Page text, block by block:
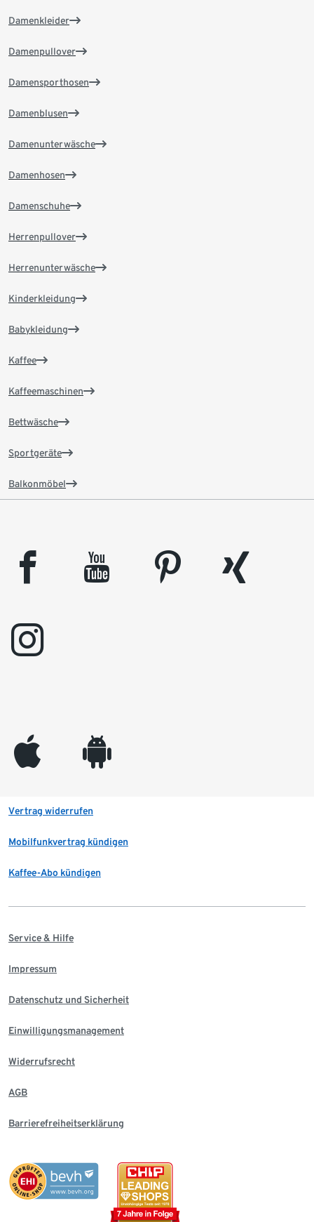
Damenkleider
Damenpullover
Damensporthosen
Damenblusen
Damenunterwäsche
Damenhosen
Damenschuhe
Herrenpullover
Herrenunterwäsche
Kinderkleidung
Babykleidung
Kaffee
Kaffeemaschinen
Bettwäsche
Sportgeräte
Balkonmöbel
facebook youtube pinterest
xing
instagram
appleinc android
Vertrag widerrufen
Mobilfunkvertrag kündigen
Kaffee-Abo kündigen
Service & Hilfe
Impressum
Datenschutz und Sicherheit
Einwilligungsmanagement
Widerrufsrecht
AGB
Barrierefreiheitserklärung